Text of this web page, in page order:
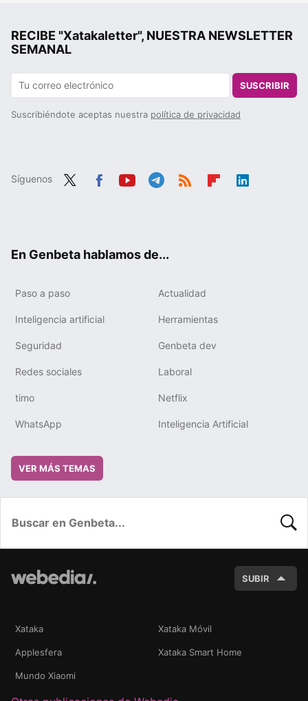
RECIBE "Xatakaletter", NUESTRA NEWSLETTER
SEMANAL
SUSCRIBIR
Suscribiéndote aceptas nuestra política de privacidad
Síguenos
En Genbeta hablamos de...
Paso a paso Actualidad
Inteligencia artificial Herramientas
Seguridad Genbeta dev
Redes sociales Laboral
timo Netflix
WhatsApp Inteligencia Artificial
VER MÁS TEMAS
SUBIR
Xataka Xataka Móvil
Applesfera Xataka Smart Home
Mundo Xiaomi